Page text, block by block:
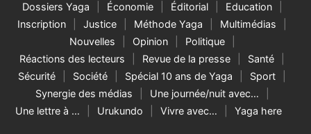
Dossiers Yaga
Économie Éditorial
Education
Inscription
Justice Méthode Yaga
Multimédias
Nouvelles
Opinion
Politique
Réactions des lecteurs
Revue de la presse
Santé
Sécurité
Société Spécial 10 ans de Yaga
Sport
Synergie des médias
Une journée/nuit avec…
Une lettre à …
Urukundo Vivre avec… Yaga here